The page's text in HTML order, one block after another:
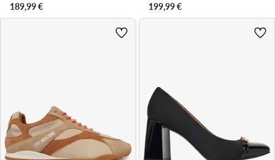
189,99€
199,99€